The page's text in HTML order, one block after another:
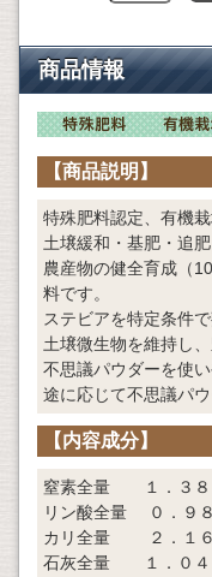
商品情報
【商品説明】
特殊肥料認定、有機
土壌緩和・基肥・追
農産物の健全育成（
料です。
ステビアを特定条件
土壌微生物を維持し
不思議パウダーを使
途に応じて不思議パ
【内容成分】
窒素全量 １．３８
リン酸全量 ０．９
カリ全量 ２．１
石灰全量 １．０４